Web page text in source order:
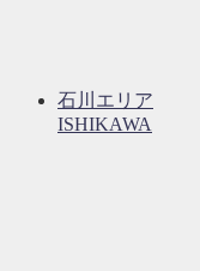
石川エリア
ISHIKAWA